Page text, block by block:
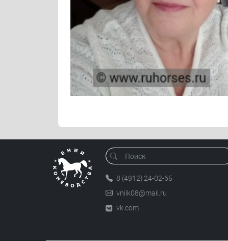
8 (4912) 24-02-65
vniik08@mail.ru
vk.com